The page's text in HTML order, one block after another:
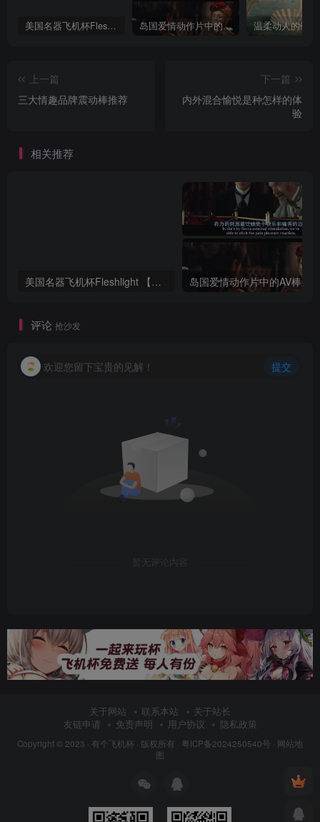
美国名器飞机杯Fleshlight 【Quickshot-Vantage 双头飞机杯】完全评测 岛国爱情动作片中的AV棒到底有多猛？成人用品震动棒的发展史！
上一篇
三大情趣品牌震动棒推荐
下一篇
内外混合愉悦是种怎样的体
验
相关推荐
美国名器飞机杯Fleshlight 【Quickshot-Vantage 双头飞机杯】完全评测
评论 抢沙发
欢迎您留下宝贵的见解！ 提交
暂无评论内容
关于网站 联系本站
关于站长
友链申请
免责声明 用户协议 隐私政策
Copyright © 2023 · 有个飞机杯 · 版权所有 · 粤ICP备2024250540号 · 网站地
图